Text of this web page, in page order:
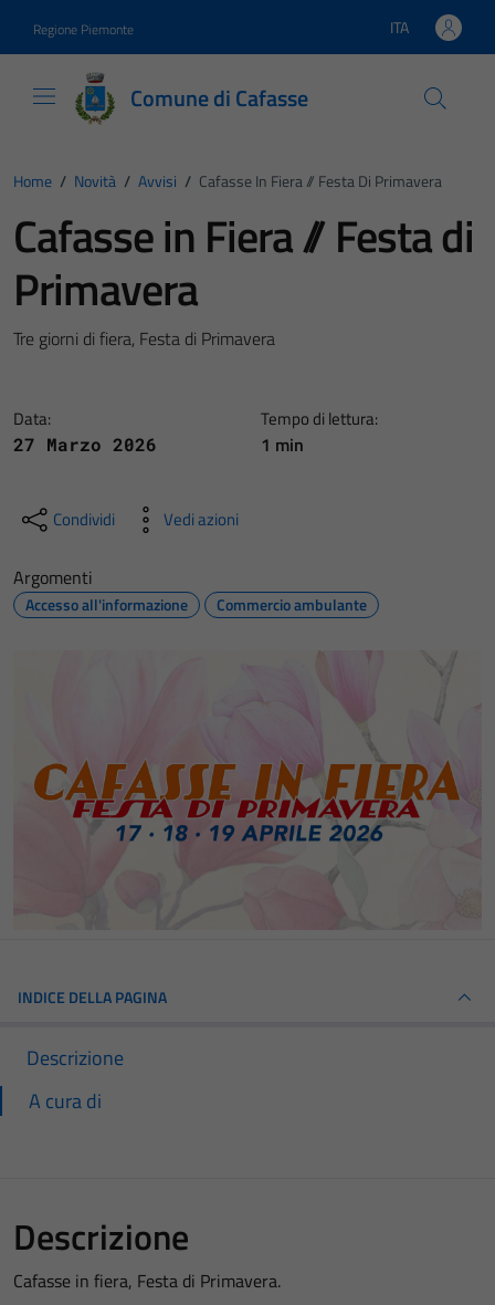
Regione Piemonte Lingua attiva:
ITA
Comune di Cafasse
Home / Novità / Avvisi / Cafasse In Fiera // Festa Di Primavera
Cafasse in Fiera // Festa di
Primavera
Tre giorni di fiera, Festa di Primavera
Data:
27 Marzo 2026
Tempo di lettura:
1 min
Condividi Vedi azioni
Argomenti
Accesso all'informazione Commercio ambulante
INDICE DELLA PAGINA
Descrizione
A cura di
Descrizione
Cafasse in fiera, Festa di Primavera.